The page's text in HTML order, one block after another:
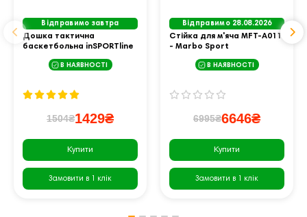
Відправимо завтра
Дошка тактична
баскетбольна inSPORTline
В НАЯВНОСТІ
1504₴1429₴
Купити
Замовити в 1 клік
Відправимо 28.08.2026
Стійка для м'яча MFT-A011
- Marbo Sport
В НАЯВНОСТІ
6995₴6646₴
Купити
Замовити в 1 клік